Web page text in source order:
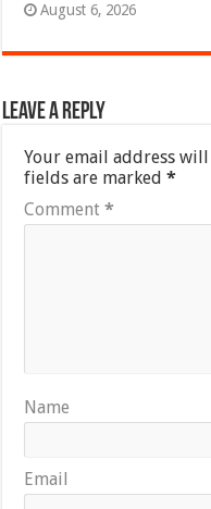
August 6, 2026
Leave a Reply
Your email address
fields are marked*
Comment*
Name
Email